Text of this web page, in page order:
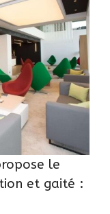
le
et gaité :